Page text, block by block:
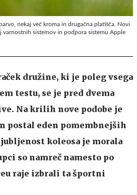
nekaj več kroma in drugačna platišča. Novi
varnostnih sistemov in podpora sistemu Apple
družine, ki je poleg vsega
testu, se je pred dvema
Na krilih nove podobe je
postal eden pomembnejših
koleosa je morala
so namreč namesto po
raje izbrali ta športni